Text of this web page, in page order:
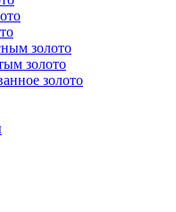
золото
золото
золото